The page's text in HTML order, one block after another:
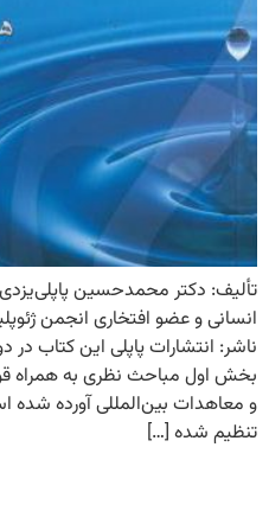
تألیف: دکتر محمد‌حسین
انسانی و عضو افتخاری انجمن
ناشر:‌ انتشارات پاپلی این کتاب
بخش اول مباحث نظری به همراه
و معاهدات بین‌المللی آورده
تنظیم شده […]